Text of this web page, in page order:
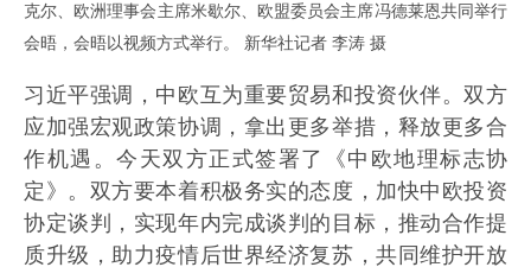
克尔、欧洲理事会主席米歇尔、欧盟委员会主席冯德莱恩共同举行
会晤，会晤以视频方式举行。 新华社记者 李涛 摄
习近平强调，中欧互为重要贸易和投资伙伴。双方
应加强宏观政策协调，拿出更多举措，释放更多合
作机遇。今天双方正式签署了《中欧地理标志协
定》。双方要本着积极务实的态度，加快中欧投资
协定谈判，实现年内完成谈判的目标，推动合作提
质升级，助力疫情后世界经济复苏，共同维护开放